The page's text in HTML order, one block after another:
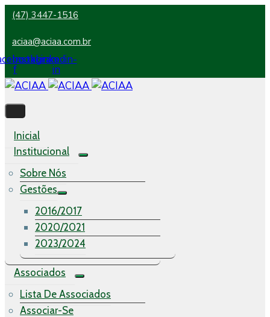
(47) 3447-1516
aciaa@aciaa.com.br
f
Instagram
Linkedin-
in
Inicial
Institucional
Sobre Nós
Gestões
2016/2017
2020/2021
2023/2024
Associados
Lista De Associados
Associar-Se